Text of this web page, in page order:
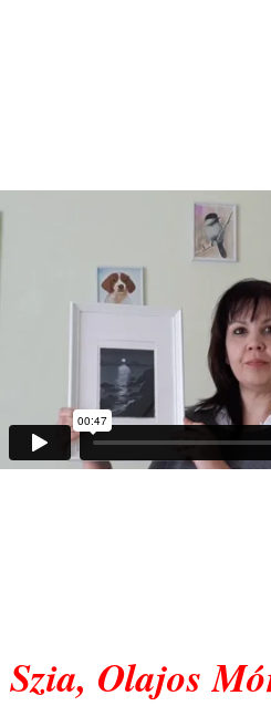
Szia, Olajos